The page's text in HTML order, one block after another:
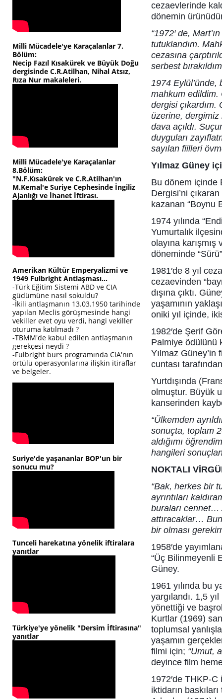
Milli Mücadele'ye Karaçalanlar 7.
Bölüm:
Necip Fazıl Kısakürek ve Büyük Doğu
dergisinde C.R.Atilhan, Nihal Atsız,
Rıza Nur makaleleri.
Milli Mücadele'ye Karaçalanlar
8.Bölüm:
"N.F.Kısakürek ve C.R.Atilhan'ın
M.Kemal'e Suriye Cephesinde İngiliz
Ajanlığı ve İhanet İftirası.
Amerikan Kültür Emperyalizmi ve
1949 Fulbright Antlaşması...
-Türk Eğitim Sistemi ABD ve CIA
güdümüne nasıl sokuldu?
-İkili antlaşmanın 13.03.1950 tarihinde
yapılan Meclis görüşmesinde hangi
vekiller evet oyu verdi, hangi vekiller
oturuma katılmadı ?
-TBMM'de kabul edilen antlaşmanın
gerekçesi neydi ?
-Fulbright burs programında CIA'nın
örtülü operasyonlarına ilişkin itiraflar
ve belgeler.
Suriye'de yaşananlar BOP'un bir
sonucu mu?
Tunceli harekatına yönelik iftiralara
yanıtlar
Türkiye'ye yönelik "Dersim İftirasına"
yanıtlar
cezaevlerinde
dönemin
“1972′ de,
tutuklandım.
cezasına
serbest
1974 Eylül’ünde,
mahkum edildim.
dergisi çıkardım.
üzerine, dergimiz
dava açıldı.
duyguları
sayılan fiilleri
Yılmaz Güney
Bu dönem içinde
Dergisi’ni
kazanan “Boynu
1974 yılında
Yumurtalık
olayına
döneminde
1981′de 8 yıl
cezaevinden
dışına çıktı.
yaşamının
oniki yıl içinde,
1982′de Şerif
Palmiye ödülünü
Yılmaz Güney’in
cuntası
Yurtdışında
olmuştur. Büyük
kanserinden
“Ülkemden
sonuçta, toplam
aldığımı
hangileri
NOKTALI
“Bak, herkes bir
ayrıntıları
buraları cennet…
attıracaklar…
bir olması
1958′de
“Üç Bilinmeyenli
Güney.
1961 yılında bu
yargılandı. 1,5
yönettiği ve
Kurtlar (1969)
toplumsal
yaşamın
filmi için; “Umut,
deyince film
1972′de THKP-
iktidarın